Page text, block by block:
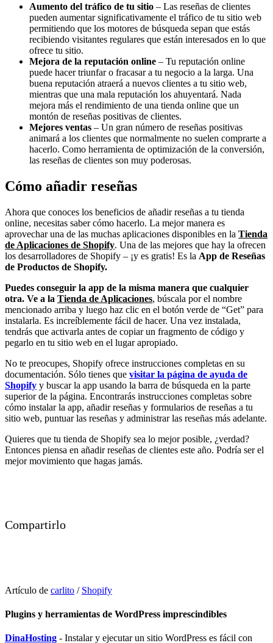
Aumento del tráfico de tu sitio – Las reseñas de clientes
pueden aumentar significativamente el tráfico de tu sitio web
permitiendo que los motores de búsqueda sepan que estás
recibiendo visitantes regulares que están interesados en lo que
ofrece tu sitio.
Mejora de la reputación online – Tu reputación online
puede hacer triunfar o fracasar a tu negocio a la larga. Una
buena reputación atraerá a nuevos clientes a tu sitio web,
mientras que una mala reputación los ahuyentará. Nada
mejora más el rendimiento de una tienda online que un
montón de reseñas positivas de clientes.
Mejores ventas – Un gran número de reseñas positivas
animará a los clientes que normalmente no suelen comprarte a
hacerlo. Como herramienta de optimización de la conversión,
las reseñas de clientes son muy poderosas.
Cómo añadir reseñas
Ahora que conoces los beneficios de añadir reseñas a tu tienda
online, necesitas saber cómo hacerlo. La mejor manera es
aprovechar una de las muchas aplicaciones disponibles en la Tienda
de Aplicaciones de Shopify. Una de las mejores que hay la ofrecen
los desarrolladores de Shopify – ¡y es gratis! Es la App de Reseñas
de Productos de Shopify.
Puedes conseguir la app de la misma manera que cualquier
otra. Ve a la Tienda de Aplicaciones, búscala por el nombre
mencionado arriba y luego haz clic en el botón verde de “Get” para
instalarla. Es increíblemente fácil de hacer. Una vez instalada,
tendrás que activarla antes de copiar un fragmento de código y
pegarlo en tu sitio web en el lugar apropiado.
No te preocupes, Shopify ofrece instrucciones completas en su
documentación. Sólo tienes que visitar la página de ayuda de
Shopify y buscar la app usando la barra de búsqueda en la parte
superior de la página. Encontrarás instrucciones completas sobre
cómo instalar la app, añadir reseñas y formularios de reseñas a tu
sitio web, puntuar las reseñas y administrar las reseñas más adelante.
Quieres que tu tienda de Shopify sea lo mejor posible, ¿verdad?
Entonces piensa en añadir reseñas de clientes este año. Podría ser el
mejor movimiento que hagas jamás.
Compartirlo
Artículo de carlito / Shopify
Plugins y herramientas de WordPress imprescindibles
DinaHosting - Instalar y ejecutar un sitio WordPress es fácil con